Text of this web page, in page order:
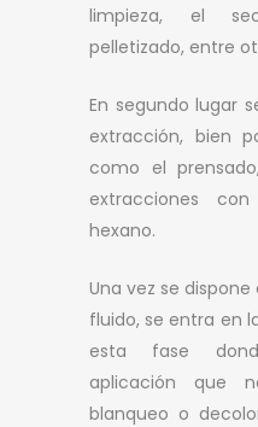
limpieza, el
pelletizado, entre
En segundo lugar
extracción, bien
como el
extracciones
hexano.
Una vez se
fluido, se entra en
esta fase
aplicación que
blanqueo o